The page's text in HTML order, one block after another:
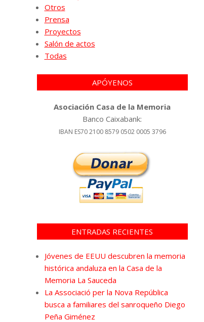
Otros
Prensa
Proyectos
Salón de actos
Todas
APÓYENOS
Asociación Casa de la Memoria
Banco Caixabank:
IBAN ES70 2100 8579 0502 0005 3796
ENTRADAS RECIENTES
Jóvenes de EEUU descubren la memoria
histórica andaluza en la Casa de la
Memoria La Sauceda
La Associació per la Nova República
busca a familiares del sanroqueño Diego
Peña Giménez